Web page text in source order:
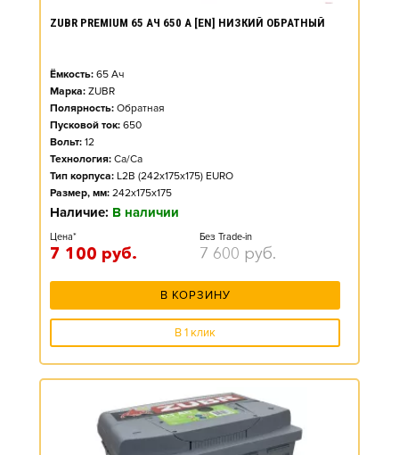
ZUBR PREMIUM 65 АЧ 650 А [EN] НИЗКИЙ ОБРАТНЫЙ
Ёмкость: 65 Ач
Марка: ZUBR
Полярность: Обратная
Пусковой ток: 650
Вольт: 12
Технология: Ca/Ca
Тип корпуса: L2B (242x175x175) EURO
Размер, мм: 242x175x175
Наличие: В наличии
Цена*
7 100 руб.
Без Trade-in
7 600 руб.
В КОРЗИНУ
В 1 клик